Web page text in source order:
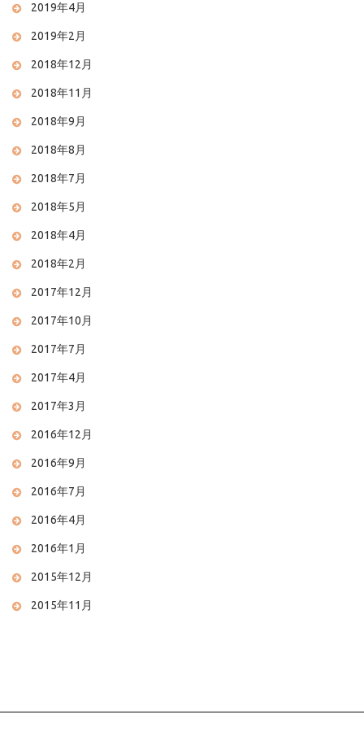
2019年4月
2019年2月
2018年12月
2018年11月
2018年9月
2018年8月
2018年7月
2018年5月
2018年4月
2018年2月
2017年12月
2017年10月
2017年7月
2017年4月
2017年3月
2016年12月
2016年9月
2016年7月
2016年4月
2016年1月
2015年12月
2015年11月